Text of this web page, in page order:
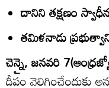
దానిని తక్షణం
తమిళనాడు
చెన్నై, జనవరి
దీపం వెలిగించేందుకు